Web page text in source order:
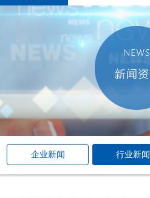
企业新闻 行业新闻